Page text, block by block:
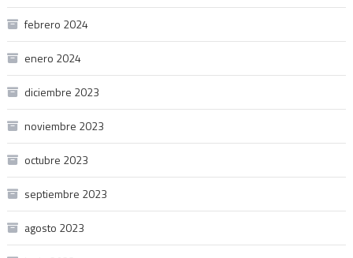
febrero 2024
enero 2024
diciembre 2023
noviembre 2023
octubre 2023
septiembre 2023
agosto 2023